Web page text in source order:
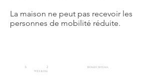
La maison ne peut pas recevoir les
personnes de mobilité réduite.
6 2
homecinema
welkom